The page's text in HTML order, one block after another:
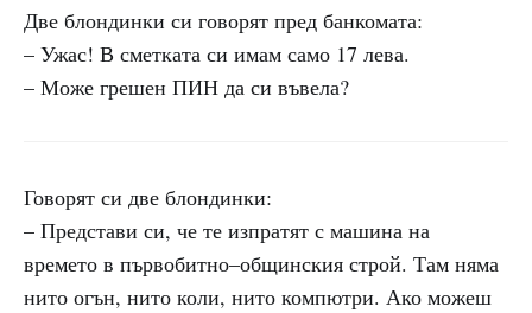
Две блондинки си говорят пред банкомата:
– Ужас! В сметката си имам само 17 лева.
– Може грешен ПИН да си въвела?
Говорят си две блондинки:
– Представи си, че те изпратят с машина на
времето в първобитно–общинския строй. Там няма
нито огън, нито коли, нито компютри. Ако можеш